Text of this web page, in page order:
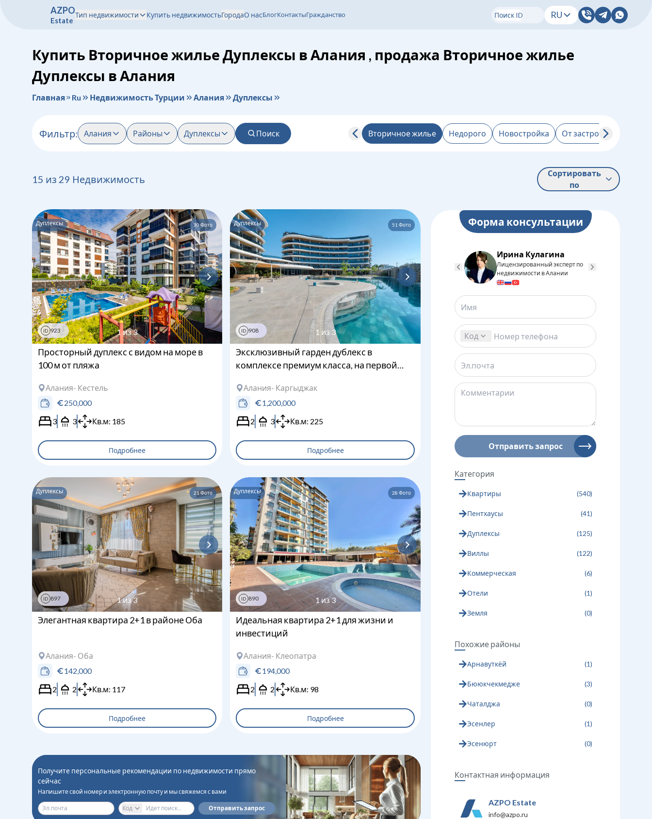
Тип недвижимости Купить недвижимостьГородаО насБлогКонтактыГражданство
AZPO
Estate
Поиск ID RU
Купить Вторичное жилье Дуплексы в Алания , продажа Вторичное жилье
Дуплексы в Алания
Главная Ru Недвижимость Турции Алания Дуплексы
Фильтр: Алания Районы Дуплексы Поиск Вторичное жилье Недорого Новостройка От застройщика
15 из 29 Недвижимость
Сортировать
по
Дуплексы 30 Фото
ID 923
Загрузка... Загрузка...
1 из3
Просторный дуплекс с видом на море в
100 м от пляжа
Алания- Кестель
250,000
3
3 Кв.м: 185
Подробнее
Дуплексы 51 Фото
ID 908
Загрузка...
1из 3
Эксклюзивный гарден дублекс в
комплексе премиум класса, на первой
Алания- Каргыджак
1,200,000
2
3 Кв.м: 225
Подробнее
Дуплексы 21 Фото
ID 897
Загрузка...
1из3
Элегантная квартира 2+1 в районе Оба
Алания- Оба
142,000
2
2 Кв.м: 117
Подробнее
Дуплексы 28 Фото
ID 890 1из3
Идеальная квартира 2+1 для жизни и
инвестиций
Алания- Клеопатра
194,000
2
2 Кв.м: 98
Подробнее
Получите персональные рекомендации по недвижимости прямо
сейчас
Напишите свой номер и электронную почту и мы свяжемся с вами
Код Отправить запрос
Форма консультации
Ирина Кулагина
Лицензированный эксперт по
недвижимости в Алании
Код
Отправить запрос
Категория
Квартиры (540)
Пентхаусы (41)
Дуплексы (125)
Виллы (122)
Коммерческая (6)
Отели (1)
Земля (0)
Похожие районы
Арнавуткёй (1)
Бююкчекмедже (3)
Чаталджа (0)
Эсенлер (1)
Эсенюрт (0)
Контактная информация
AZPO Estate
info@azpo.ru